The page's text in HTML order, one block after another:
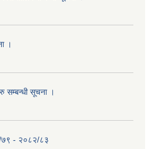
।
सम्बन्धी सूचना ।
७९ - २०८२/८३